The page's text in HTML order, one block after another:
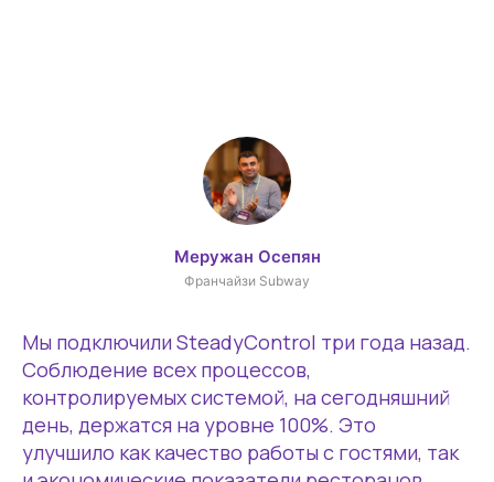
Меружан Осепян
Франчайзи Subway
Мы подключили SteadyControl три года назад.
Соблюдение всех процессов,
контролируемых системой, на сегодняшний
день, держатся на уровне 100%. Это
улучшило как качество работы с гостями, так
Канал про эффективный
Email-рассылка с кейсами
Направления работы
Быстрое обслуживание
Рестораны
Блог про управление
персоналом
Кейсы
О системе